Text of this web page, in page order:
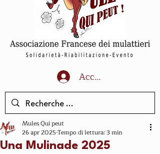
Accedi
Una Mulinade 2025
Mules Qui peut
26 apr 2025 Tempo di lettura: 3 min